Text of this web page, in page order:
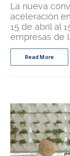
La nueva
aceleración
15 de abril al
empresas de
Read More